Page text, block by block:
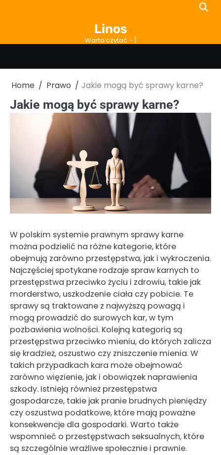
Linos
Warto czytać :-)
Home Prawo Jakie mogą być sprawy karne?
Jakie mogą być sprawy karne?
W polskim systemie prawnym sprawy karne
można podzielić na różne kategorie, które
obejmują zarówno przestępstwa, jak i wykroczenia.
Najczęściej spotykane rodzaje spraw karnych to
przestępstwa przeciwko życiu i zdrowiu, takie jak
morderstwo, uszkodzenie ciała czy pobicie. Te
sprawy są traktowane z najwyższą powagą i
mogą prowadzić do surowych kar, w tym
pozbawienia wolności. Kolejną kategorią są
przestępstwa przeciwko mieniu, do których zalicza
się kradzież, oszustwo czy zniszczenie mienia. W
takich przypadkach kara może obejmować
zarówno więzienie, jak i obowiązek naprawienia
szkody. Istnieją również przestępstwa
gospodarcze, takie jak pranie brudnych pieniędzy
czy oszustwa podatkowe, które mają poważne
konsekwencje dla gospodarki. Warto także
wspomnieć o przestępstwach seksualnych, które
są szczególnie wrażliwe społecznie i prawnie.